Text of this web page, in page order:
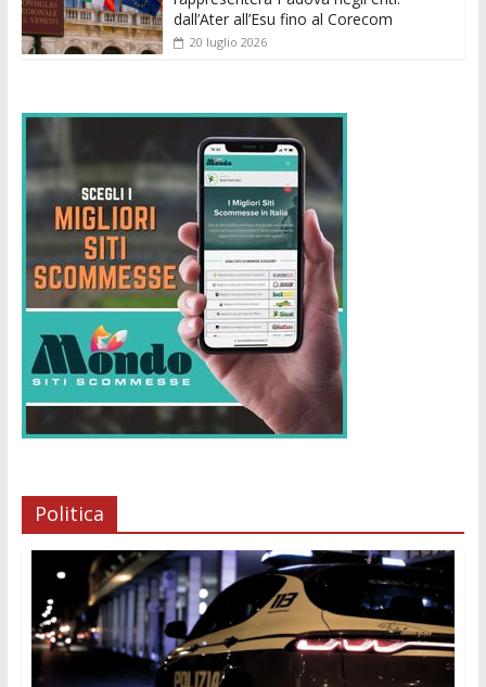
dall’Ater all’Esu fino al Corecom
20 luglio 2026
Politica